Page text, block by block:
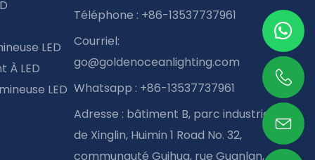
LED
À LED
LED
Téléphone : +86-13537737961
Courriel:
go@goldenoceanlighting.com
Whatsapp : +86-13537737961
Adresse : bâtiment B, parc industriel
de Xinglin, Huimin 1 Road No. 32,
communauté Guihua, rue Guanlan,